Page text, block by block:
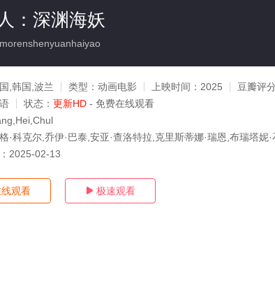
：深渊海妖
,韩国,波兰 类型： 动画电影 上映时间： 2025 豆瓣评分
状态： 更新HD - 免费在线观看
·科克尔,乔伊·巴泰,安亚·查洛特拉,克里斯蒂娜·瑞恩,布瑞塔妮·
2025-02-13
观看  极速观看